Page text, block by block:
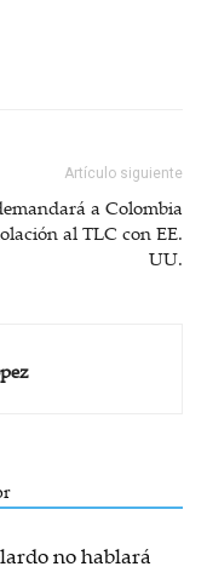
Artículo siguiente
a Colombia
al TLC con EE.
UU.
no hablará